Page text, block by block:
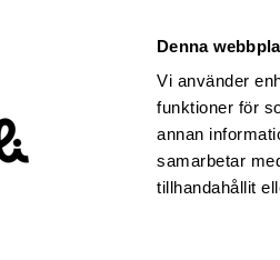
Denna
Vi använder
funktioner för
annan
samarbetar
tillhandahållit
– till startsidan
Nyheter